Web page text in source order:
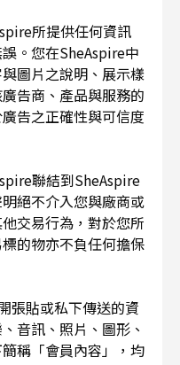
所提供任何資訊
。您在SheAspire中
圖片之說明、展示樣
告商、產品與服務的
告之正確性與可信度
聯結到SheAspire
絕不介入您與廠商或
交易行為，對於您所
的物亦不負任何擔保
張貼或私下傳送的資
音訊、照片、圖形、
稱「會員內容」，均